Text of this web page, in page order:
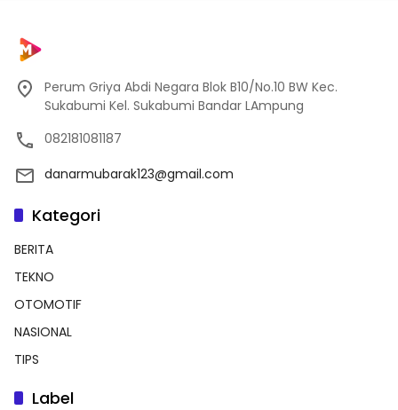
Perum Griya Abdi Negara Blok B10/No.10 BW Kec.
Sukabumi Kel. Sukabumi Bandar LAmpung
082181081187
danarmubarak123@gmail.com
Kategori
BERITA
TEKNO
OTOMOTIF
NASIONAL
TIPS
Label